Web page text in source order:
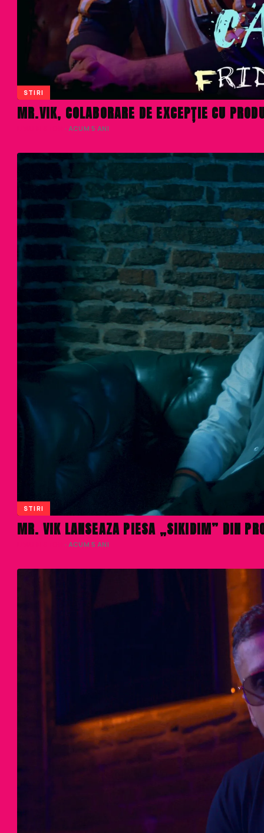
STIRI
MR.VIK, COLABORARE DE EXCEPȚIE CU
· ACUM 5 ANI
STIRI
MR. VIK LANSEAZA PIESA „SIKIDIM” DIN
· ACUM 5 ANI